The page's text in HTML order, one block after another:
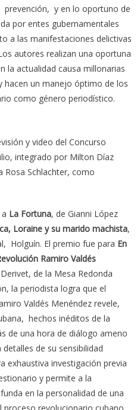
y en lo oportuno de
por entes gubernamentales
a las manifestaciones delictivas
autores realizan una oportuna
la actualidad causa millonarias
hacen un manejo óptimo de los
como género periodístico.
y video del Concurso
integrado por Milton Díaz
Rosa Schlachter, como
La Fortuna, de Gianni López
Loraine y su marido machista,
Holguín. El premio fue para En
Ramiro Valdés
de la Mesa Redonda
la periodista logra que el
Valdés Menéndez revele,
hechos inéditos de la
de una hora de diálogo ameno
de su sensibilidad
exhaustiva investigación previa
y permite a la
en la personalidad de una